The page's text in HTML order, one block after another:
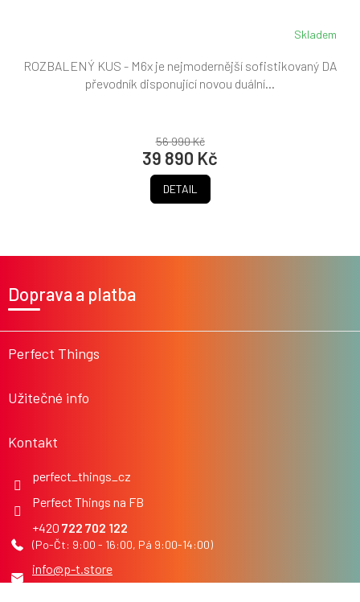
Skladem
56 990 Kč
39 890 Kč
DETAIL
ROZBALENÝ KUS - M6x je nejmodernější sofistikovaný DA
převodník disponující novou duální...
t
Perfect Things
Užitečné info
Kontakt
info@p-t.store
722 702 122
Perfect Things na FB
perfect_things_cz
Doprava a platba